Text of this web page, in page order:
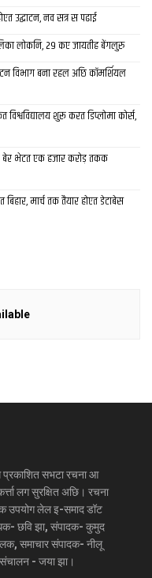
उद्घाटन, नव सत्र स पढाई
लोकनि, 29 कए जायतीह बेंगलुरु
विभाग बना रहल अछि कॉमर्शियल
शुरू करत डिप्लोमा कोर्स,
बेर भेटत एक हजार करोड़ तकक
मार्च तक तैयार होएत डेटाबेस
प्रकाशित सभटा रचना आ
लग सुरक्षित अछि। रचना
उपयोग लेल इ-समाद डॉट
छवि झा, संपादक- कुमुद
समाचार संपादक- नीलू
- जया झा।